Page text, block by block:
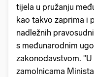
tijela u pružanju
kao takvo zaprima i
nadležnih
s međunarodnim
zakonodavstvom.
zamolnicama